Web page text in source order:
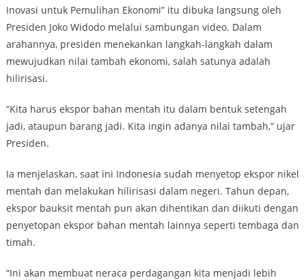
Inovasi untuk Pemulihan Ekonomi” itu dibuka langsung oleh
Presiden Joko Widodo melalui sambungan video. Dalam
arahannya, presiden menekankan langkah-langkah dalam
mewujudkan nilai tambah ekonomi, salah satunya adalah
hilirisasi.
“Kita harus ekspor bahan mentah itu dalam bentuk setengah
jadi, ataupun barang jadi. Kita ingin adanya nilai tambah,” ujar
Presiden.
Ia menjelaskan, saat ini Indonesia sudah menyetop ekspor nikel
mentah dan melakukan hilirisasi dalam negeri. Tahun depan,
ekspor bauksit mentah pun akan dihentikan dan diikuti dengan
penyetopan ekspor bahan mentah lainnya seperti tembaga dan
timah.
“Ini akan membuat neraca perdagangan kita menjadi lebih